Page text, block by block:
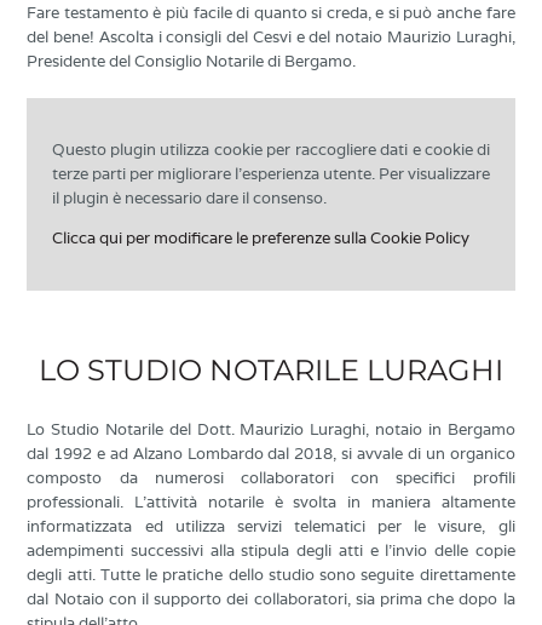
Fare testamento è più facile di quanto si creda, e si può anche fare
del bene! Ascolta i consigli del Cesvi e del notaio Maurizio Luraghi,
Presidente del Consiglio Notarile di Bergamo.
Questo plugin utilizza cookie per raccogliere dati e cookie di
terze parti per migliorare l'esperienza utente. Per visualizzare
il plugin è necessario dare il consenso.
Clicca qui per modificare le preferenze sulla Cookie Policy
LO STUDIO NOTARILE LURAGHI
Lo Studio Notarile del Dott. Maurizio Luraghi, notaio in Bergamo
dal 1992 e ad Alzano Lombardo dal 2018, si avvale di un organico
composto da numerosi collaboratori con specifici profili
professionali. L’attività notarile è svolta in maniera altamente
informatizzata ed utilizza servizi telematici per le visure, gli
adempimenti successivi alla stipula degli atti e l'invio delle copie
degli atti. Tutte le pratiche dello studio sono seguite direttamente
dal Notaio con il supporto dei collaboratori, sia prima che dopo la